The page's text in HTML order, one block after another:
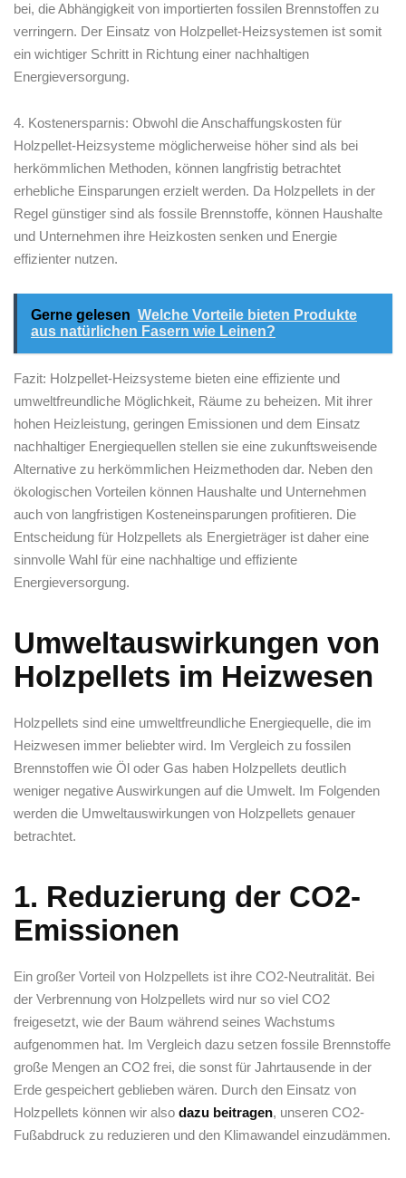
bei, die Abhängigkeit⁢ von importierten fossilen Brennstoffen zu
verringern.⁢ Der‍ Einsatz von Holzpellet-Heizsystemen ist ⁣somit
ein wichtiger ⁣Schritt in Richtung einer nachhaltigen
Energieversorgung.
4.‌ Kostenersparnis: Obwohl die Anschaffungskosten für
Holzpellet-Heizsysteme möglicherweise höher sind als‌ bei
herkömmlichen ​Methoden, können⁣ langfristig betrachtet⁢
erhebliche Einsparungen ⁤erzielt werden.⁣ Da Holzpellets⁤ in der
Regel⁣ günstiger sind als fossile ⁤Brennstoffe, können Haushalte
und Unternehmen ⁤ihre⁤ Heizkosten⁤ senken‌ und Energie
effizienter nutzen.
Gerne gelesen Welche Vorteile bieten Produkte
aus natürlichen Fasern wie Leinen?
Fazit: Holzpellet-Heizsysteme‌ bieten ‌eine​ effiziente und
‌umweltfreundliche⁢ Möglichkeit,​ Räume zu beheizen. Mit⁣ ihrer ​
hohen Heizleistung,⁤ geringen Emissionen ​und ‌dem⁤ Einsatz‍
nachhaltiger Energiequellen stellen sie eine‌ zukunftsweisende
Alternative ‌zu herkömmlichen‌ Heizmethoden dar. Neben den
ökologischen Vorteilen können⁣ Haushalte und‌ Unternehmen
auch von ⁢langfristigen Kosteneinsparungen profitieren.⁤ Die
Entscheidung‍ für Holzpellets als ⁢Energieträger⁢ ist daher eine
sinnvolle‍ Wahl⁣ für⁢ eine⁣ nachhaltige und effiziente
Energieversorgung.
Umweltauswirkungen von
Holzpellets im​ Heizwesen
Holzpellets sind eine ​umweltfreundliche Energiequelle, die im
Heizwesen immer⁤ beliebter wird. Im‌ Vergleich ⁤zu fossilen
Brennstoffen wie Öl oder Gas haben Holzpellets deutlich
⁢weniger negative⁣ Auswirkungen auf die ‌Umwelt. Im​ Folgenden
werden⁣ die Umweltauswirkungen von Holzpellets genauer
betrachtet.
1. Reduzierung der ⁣CO2-
Emissionen
Ein großer⁣ Vorteil von Holzpellets ist ihre ⁤CO2-Neutralität.​ Bei
der Verbrennung von Holzpellets⁣ wird nur‍ so viel CO2
freigesetzt,⁢ wie der Baum‌ während⁤ seines Wachstums
aufgenommen hat. Im Vergleich dazu⁢ setzen fossile ⁣Brennstoffe
große Mengen ⁣an ⁣CO2‍ frei, die sonst⁢ für Jahrtausende in der
Erde gespeichert geblieben wären. Durch den ‍Einsatz von
‌Holzpellets können wir also dazu beitragen, unseren CO2-
Fußabdruck zu‍ reduzieren‌ und den Klimawandel⁤ einzudämmen.